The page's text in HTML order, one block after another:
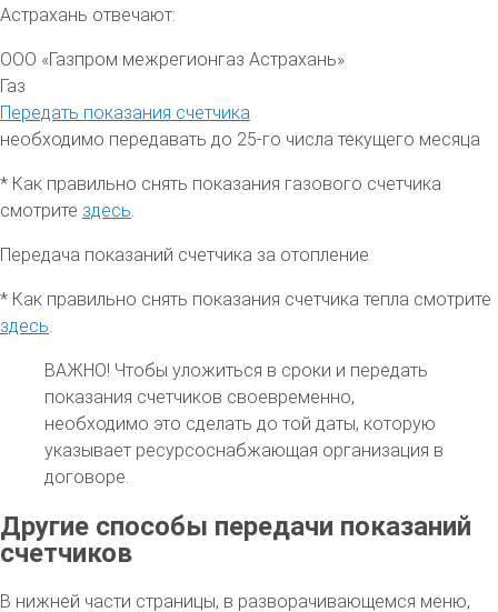
Астрахань отвечают:
ООО «Газпром межрегионгаз Астрахань»
Газ
Передать показания счетчика
необходимо передавать до 25-го числа текущего месяца
* Как правильно снять показания газового счетчика
смотрите здесь
Передача показаний счетчика за отопление
* Как правильно снять показания счетчика тепла смотрите
здесь
ВАЖНО! Чтобы уложиться в сроки и передать
показания счетчиков своевременно,
необходимо это сделать до той даты, которую
указывает ресурсоснабжающая организация в
договоре.
Другие способы передачи показаний
счетчиков
В нижней части страницы, в разворачивающемся меню,